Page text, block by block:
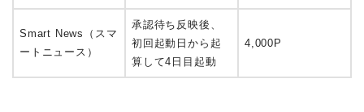
Smart News（スマ
ートニュース）
承認待ち反映後、
初回起動日から起
算して4日目起動
4,000P